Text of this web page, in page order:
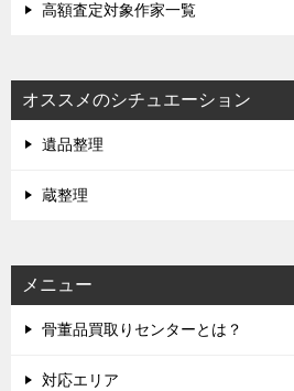
高額査定対象作家一覧
オススメのシチュエーション
遺品整理
蔵整理
メニュー
骨董品買取りセンターとは？
対応エリア